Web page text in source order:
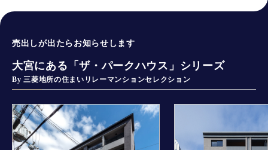
売出しが出たらお知らせします
大宮にある「ザ・パークハウス」シリーズ
By 三菱地所の住まいリレーマンションセレクション